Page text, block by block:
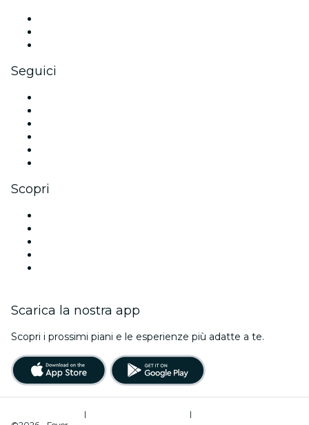
Seguici
Scopri
Scarica la nostra app
Scopri i prossimi piani e le esperienze più adatte a te.
| |